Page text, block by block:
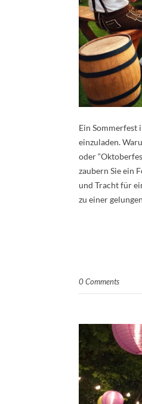
Ein Sommerfest
einzuladen.
oder
zaubern Sie ein
und Tracht für
zu einer
0 Comments